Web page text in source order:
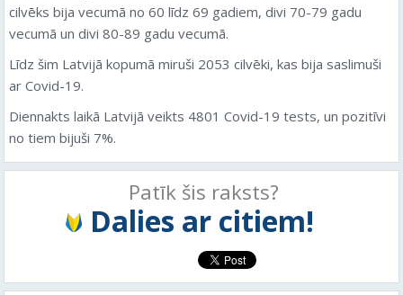
cilvēks bija vecumā no 60 līdz 69 gadiem, divi 70-79 gadu
vecumā un divi 80-89 gadu vecumā.
Līdz šim Latvijā kopumā miruši 2053 cilvēki, kas bija saslimuši
ar Covid-19.
Diennakts laikā Latvijā veikts 4801 Covid-19 tests, un pozitīvi
no tiem bijuši 7%.
Patīk šis raksts?
Dalies ar citiem!